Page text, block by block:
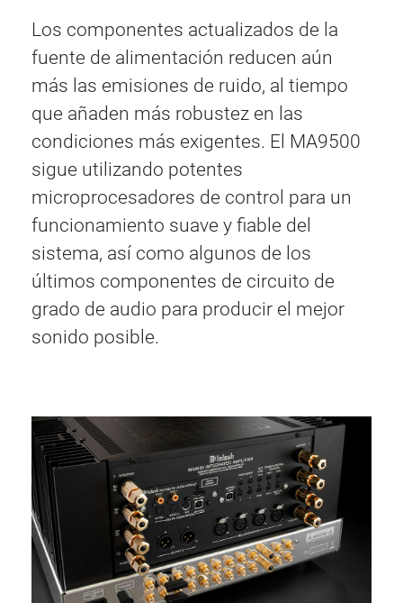
Los componentes actualizados de la
fuente de alimentación reducen aún
más las emisiones de ruido, al tiempo
que añaden más robustez en las
condiciones más exigentes. El MA9500
sigue utilizando potentes
microprocesadores de control para un
funcionamiento suave y fiable del
sistema, así como algunos de los
últimos componentes de circuito de
grado de audio para producir el mejor
sonido posible.